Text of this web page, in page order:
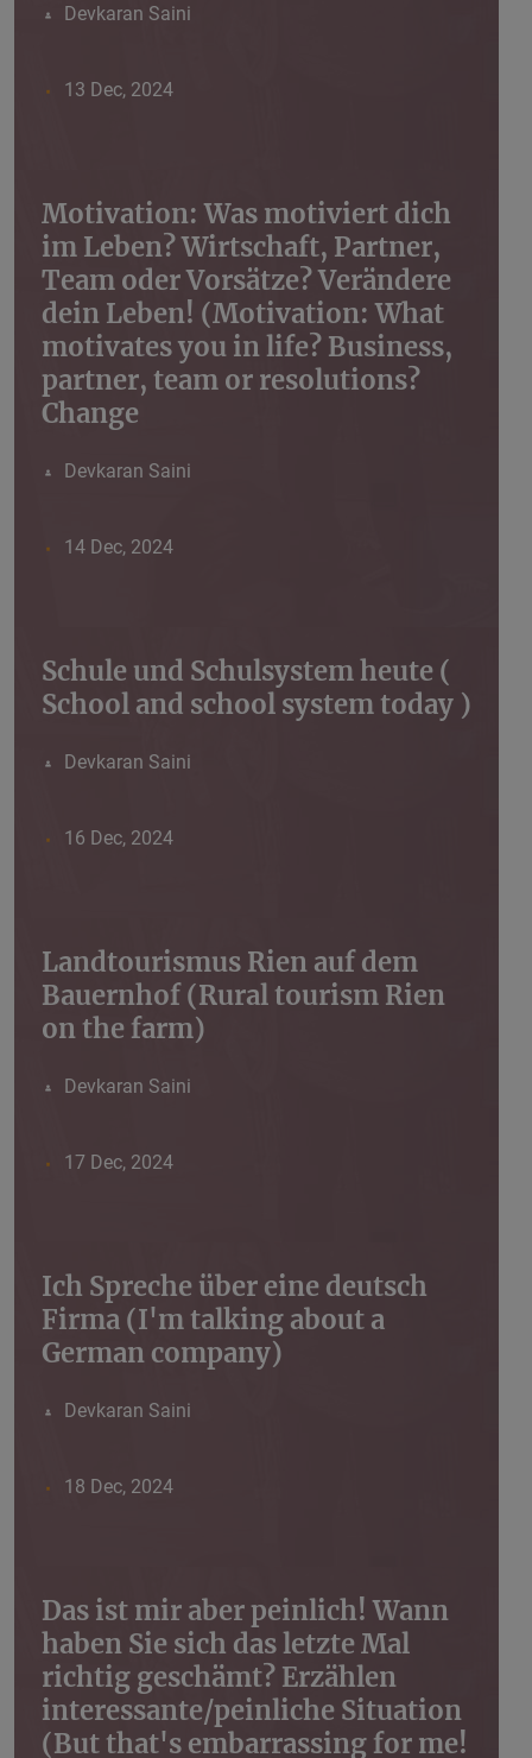
Devkaran Saini
13 Dec, 2024
Motivation: Was motiviert dich
im Leben? Wirtschaft, Partner,
Team oder Vorsätze? Verändere
dein Leben! (Motivation: What
motivates you in life? Business,
partner, team or resolutions?
Change
Devkaran Saini
14 Dec, 2024
Schule und Schulsystem heute (
School and school system today )
Devkaran Saini
16 Dec, 2024
Landtourismus Rien auf dem
Bauernhof (Rural tourism Rien
on the farm)
Devkaran Saini
17 Dec, 2024
Ich Spreche über eine deutsch
Firma (I'm talking about a
German company)
Devkaran Saini
18 Dec, 2024
Das ist mir aber peinlich! Wann
haben Sie sich das letzte Mal
richtig geschämt? Erzählen
interessante/peinliche Situation
(But that's embarrassing for me!